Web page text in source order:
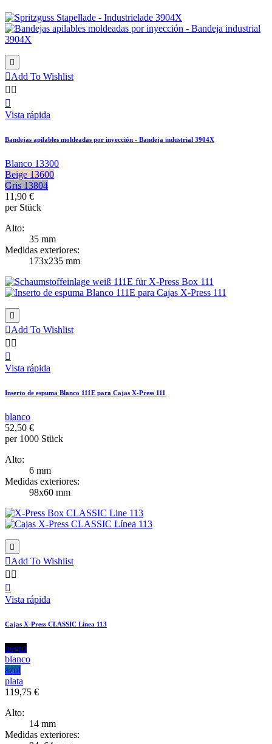

Add To Wishlist
 

Vista rápida
Bandejas apilables moldeadas por inyección - Bandeja industrial 3904X
Blanco 13300
Beige 13600
Gris 13804
11,90 €
per Stück
Alto:
35 mm
Medidas exteriores:
173x235 mm

Add To Wishlist
 

Vista rápida
Inserto de espuma Blanco 111E para Cajas X-Press 111
blanco
52,50 €
per 1000 Stück
Alto:
6 mm
Medidas exteriores:
98x60 mm

Add To Wishlist
 

Vista rápida
Cajas X-Press CLASSIC Línea 113
negro
blanco
azul
plata
119,75 €
Alto:
14 mm
Medidas exteriores: